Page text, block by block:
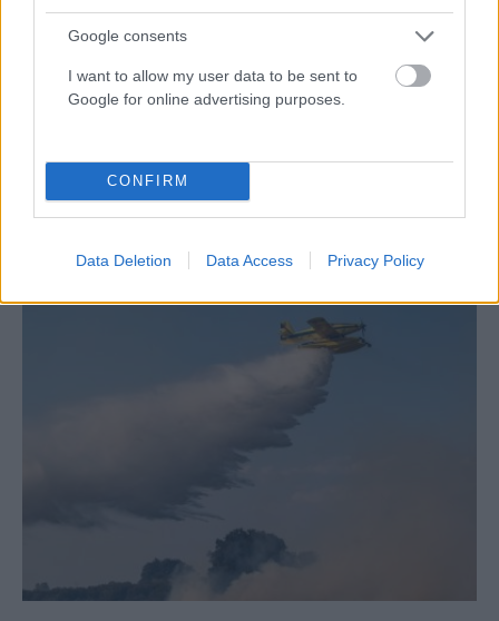
Google consents
I want to allow my user data to be sent to
Google for online advertising purposes.
CONFIRM
Data Deletion Data Access Privacy Policy
ΕΛΛΆΔΑ
Γέφυρα – Νοσηλεύεται σε κρίσιμη κατάσταση (video)